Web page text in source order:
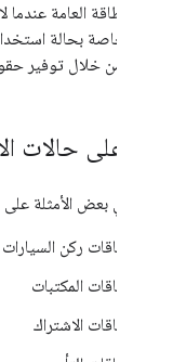
تتوفر البطاقة العامة
وميزات خاصة بحالة
الأغراض من خلال توفير
أمثلة على حالات
في ما يلي بعض الأمثلة
بطاقات ركن السيارات
بطاقات المكتبات
بطاقات الاشتراك